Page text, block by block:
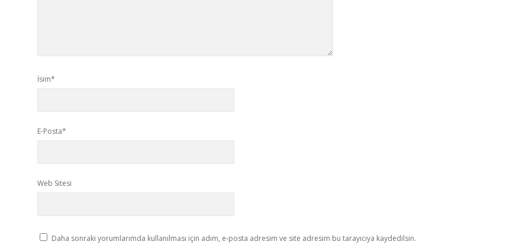
İsim*
E-Posta*
Web Sitesi
Daha sonraki yorumlarımda kullanılması için adım, e-posta adresim ve site adresim bu tarayıcıya kaydedilsin.